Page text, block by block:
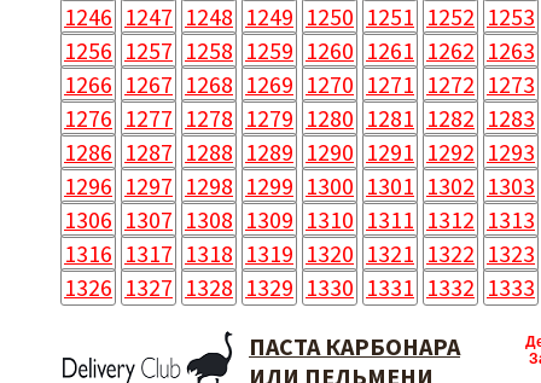
1246 1247 1248 1249 1250 1251 1252 1253
1256 1257 1258 1259 1260 1261 1262 1263
1266 1267 1268 1269 1270 1271 1272 1273
1276 1277 1278 1279 1280 1281 1282 1283
1286 1287 1288 1289 1290 1291 1292 1293
1296 1297 1298 1299 1300 1301 1302 1303
1306 1307 1308 1309 1310 1311 1312 1313
1316 1317 1318 1319 1320 1321 1322 1323
1326 1327 1328 1329 1330 1331 1332 1333
ПАСТА КАРБОНАРА
ИЛИ ПЕЛЬМЕНИ